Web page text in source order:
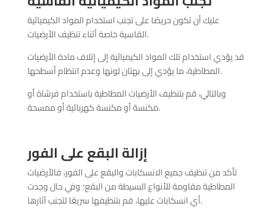
عليك أن تكون حريصًا على تجنب استخدام المواد الكيميائية
القاسية خاصة أثناء تنظيف الأرضيات.
قد يؤدي استخدام تلك المواد الكيميائية إلى إتلاف مادة الأرضيات
المطاطية، ما يؤدي إلى بهتان لونها وعدم انتظام أسطحها.
وبالتالي، قم بتنظيف الأرضيات المطاطية باستخدام فرشاة أو
مكنسة أو مكنسة كهربائية أو ممسحة.
إزالة البقع على الفور
تأكد من تنظيف جميع الانسكابات والبقع على الفور، فالأرضيات
المطاطية مقاومة للأنواع البسيطة من البقع؛ وفي حال وجدت
أي انسكابات عليها، قم بتنظيفها سريعًا لتجنب آثارها.